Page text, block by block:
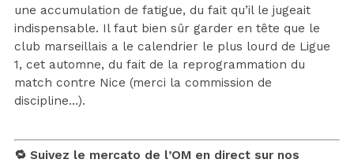
une accumulation de fatigue, du fait qu’il le jugeait
indispensable. Il faut bien sûr garder en tête que le
club marseillais a le calendrier le plus lourd de Ligue
1, cet automne, du fait de la reprogrammation du
match contre Nice (merci la commission de
discipline…).
🔁 Suivez le mercato de l’OM en direct sur nos